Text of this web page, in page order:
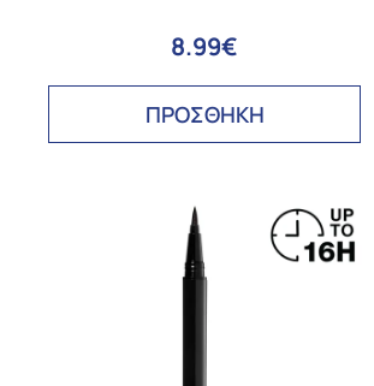
8.99€
ΠΡΟΣΘΗΚΗ